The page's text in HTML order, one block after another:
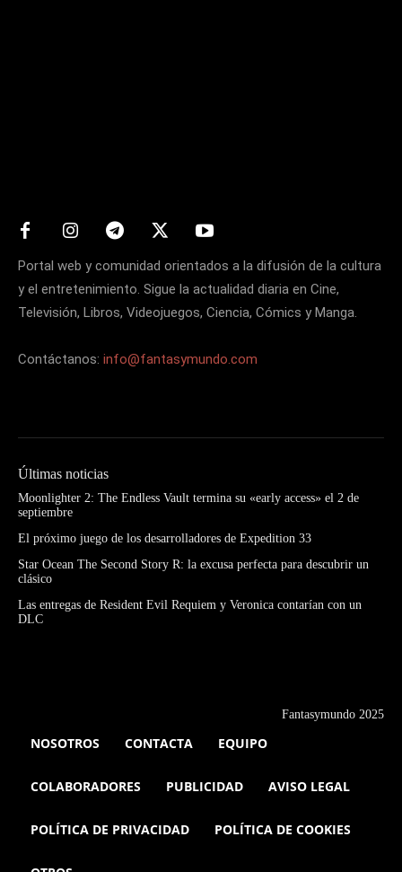
Portal web y comunidad orientados a la difusión de la cultura
y el entretenimiento. Sigue la actualidad diaria en Cine,
Televisión, Libros, Videojuegos, Ciencia, Cómics y Manga.
Contáctanos: info@fantasymundo.com
Últimas noticias
Moonlighter 2: The Endless Vault termina su «early access» el 2 de
septiembre
El próximo juego de los desarrolladores de Expedition 33
Star Ocean The Second Story R: la excusa perfecta para descubrir un
clásico
Las entregas de Resident Evil Requiem y Veronica contarían con un
DLC
Fantasymundo 2025
NOSOTROS CONTACTA EQUIPO
COLABORADORES PUBLICIDAD AVISO LEGAL
POLÍTICA DE PRIVACIDAD POLÍTICA DE COOKIES